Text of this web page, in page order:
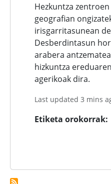
Hezkuntza
geografian
irisgarritasunean
Desberdintasun
arabera
hizkuntza
agerikoak dira.
Last updated 3 mins
Etiketa orokorrak